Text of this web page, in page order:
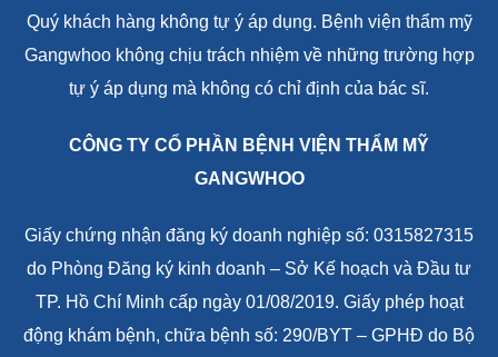
Quý khách hàng không tự ý áp dụng. Bệnh viện thẩm mỹ
Gangwhoo không chịu trách nhiệm về những trường hợp
tự ý áp dụng mà không có chỉ định của bác sĩ.
CÔNG TY CỔ PHẦN BỆNH VIỆN THẨM MỸ
GANGWHOO
Giấy chứng nhận đăng ký doanh nghiệp số: 0315827315
do Phòng Đăng ký kinh doanh – Sở Kế hoạch và Đầu tư
TP. Hồ Chí Minh cấp ngày 01/08/2019. Giấy phép hoạt
động khám bệnh, chữa bệnh số: 290/BYT – GPHĐ do Bộ